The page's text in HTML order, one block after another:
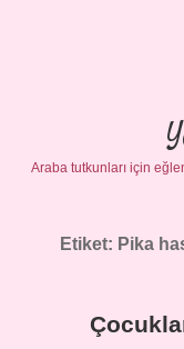
Araba tutkunları için
Etiket: Pika